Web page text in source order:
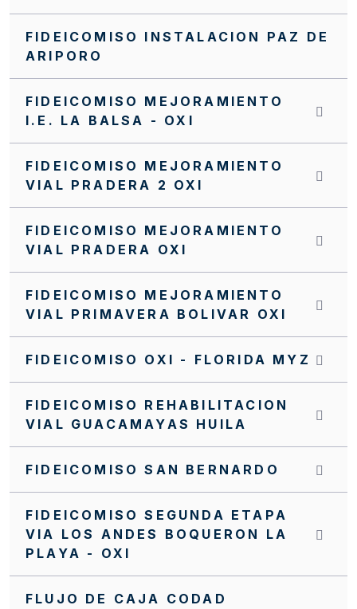
FIDEICOMISO INSTALACION PAZ DE
ARIPORO
FIDEICOMISO MEJORAMIENTO
I.E. LA BALSA - OXI
FIDEICOMISO MEJORAMIENTO
VIAL PRADERA 2 OXI
FIDEICOMISO MEJORAMIENTO
VIAL PRADERA OXI
FIDEICOMISO MEJORAMIENTO
VIAL PRIMAVERA BOLIVAR OXI
FIDEICOMISO OXI - FLORIDA MYZ
FIDEICOMISO REHABILITACION
VIAL GUACAMAYAS HUILA
FIDEICOMISO SAN BERNARDO
FIDEICOMISO SEGUNDA ETAPA
VIA LOS ANDES BOQUERON LA
PLAYA - OXI
FLUJO DE CAJA CODAD